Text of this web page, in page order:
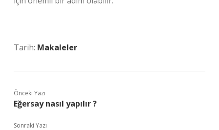
Tarih: Makaleler
Önceki Yazı
Eğersay nasıl yapılır ?
Sonraki Yazı